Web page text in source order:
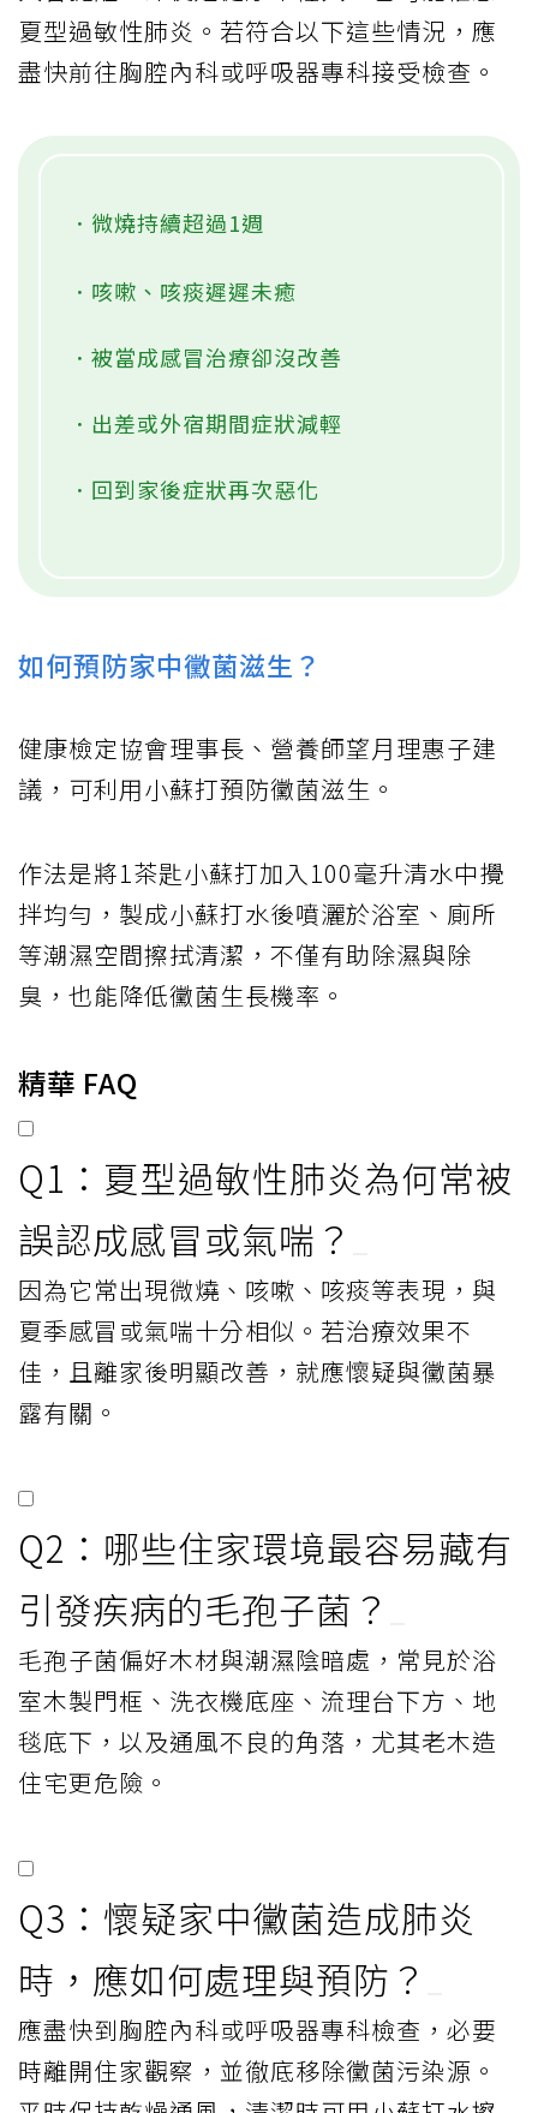
夏型過敏性肺炎。若符合以下這些情況，應
盡快前往胸腔內科或呼吸器專科接受檢查。
．微燒持續超過1週
．咳嗽、咳痰遲遲未癒
．被當成感冒治療卻沒改善
．出差或外宿期間症狀減輕
．回到家後症狀再次惡化
如何預防家中黴菌滋生？
健康檢定協會理事長、營養師望月理惠子建
議，可利用小蘇打預防黴菌滋生。
作法是將1茶匙小蘇打加入100毫升清水中攪
拌均勻，製成小蘇打水後噴灑於浴室、廁所
等潮濕空間擦拭清潔，不僅有助除濕與除
臭，也能降低黴菌生長機率。
精華 FAQ
Q1：夏型過敏性肺炎為何常被
誤認成感冒或氣喘？
因為它常出現微燒、咳嗽、咳痰等表現，與
夏季感冒或氣喘十分相似。若治療效果不
佳，且離家後明顯改善，就應懷疑與黴菌暴
露有關。
Q2：哪些住家環境最容易藏有
引發疾病的毛孢子菌？
毛孢子菌偏好木材與潮濕陰暗處，常見於浴
室木製門框、洗衣機底座、流理台下方、地
毯底下，以及通風不良的角落，尤其老木造
住宅更危險。
Q3：懷疑家中黴菌造成肺炎
時，應如何處理與預防？
應盡快到胸腔內科或呼吸器專科檢查，必要
時離開住家觀察，並徹底移除黴菌污染源。